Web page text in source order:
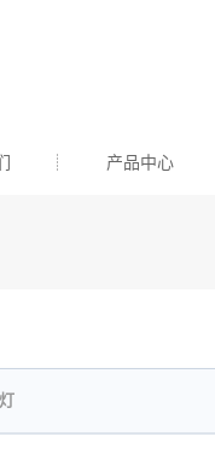
产品中心